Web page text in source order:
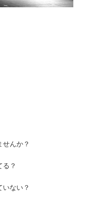
せんか？
る？
いない？